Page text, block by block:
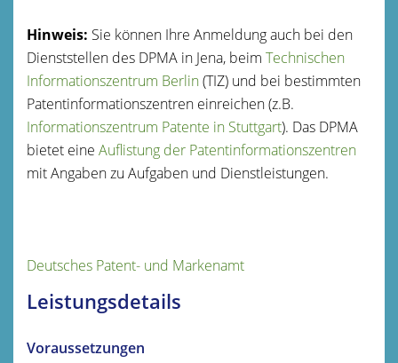
Hinweis: Sie können Ihre Anmeldung auch bei den
Dienststellen des DPMA in Jena, beim Technischen
Informationszentrum Berlin(TIZ) und bei bestimmten
Patentinformationszentren einreichen (z.B.
Informationszentrum Patente in Stuttgart). Das DPMA
bietet eine Auflistung der Patentinformationszentren
mit Angaben zu Aufgaben und Dienstleistungen.
Deutsches Patent- und Markenamt
Leistungsdetails
Voraussetzungen